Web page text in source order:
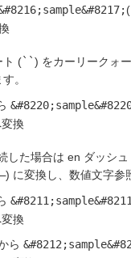
(``) をカーリークォ
。
換
した場合は en ダッシュ
—) に変換し、数値文字参
換
ら